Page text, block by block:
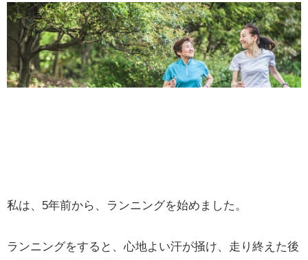
私は、5年前から、ランニングを始めました。
ランニングをすると、心地よい汗が掻け、走り終えた後